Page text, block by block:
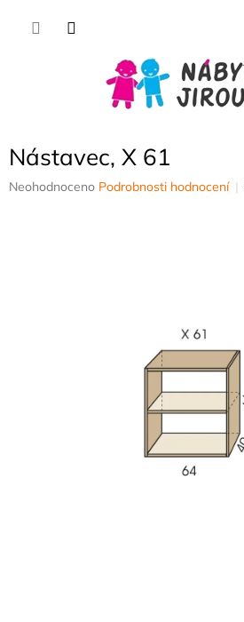
Nástavec, X 61
Průměrné
Neohodnoceno Podrobnosti hodnocení